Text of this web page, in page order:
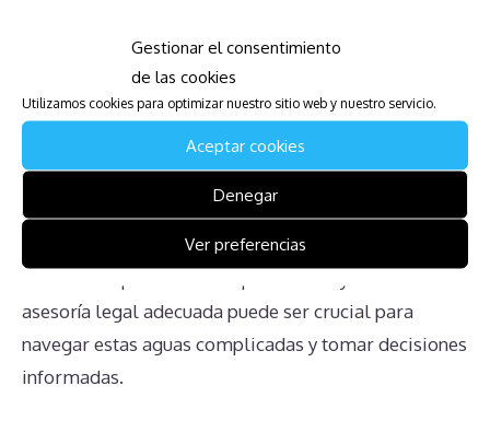
Gestionar el consentimiento
de las cookies
Utilizamos cookies para optimizar nuestro sitio web y nuestro servicio.
Aceptar cookies
Denegar
Ver preferencias
En resumen, los propietarios de multipropiedad en
AVANI Metropolis Auckland Residences enfrentan
múltiples desafíos y complicaciones. Desde la
obligatoriedad de pagar cuotas de mantenimiento,
hasta la dificultad para anular contratos y la
inexistencia de un mercado para vender la
propiedad, estos problemas generan frustración y
asesoría legal adecuada puede ser crucial para
navegar estas aguas complicadas y tomar decisiones
informadas.